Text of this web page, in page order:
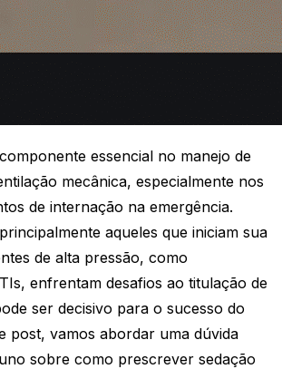
essencial no manejo de
mecânica, especialmente nos
de internação na emergência.
aqueles que iniciam sua
de alta pressão, como
enfrentam desafios ao titulação de
ser decisivo para o sucesso do
post, vamos abordar uma dúvida
sobre como prescrever sedação